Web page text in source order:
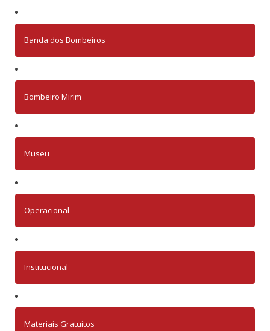
Banda dos Bombeiros
Bombeiro Mirim
Museu
Operacional
Institucional
Materiais Gratuitos